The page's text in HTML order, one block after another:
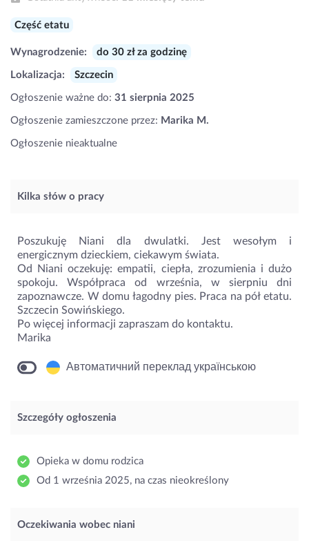
Część etatu
Wynagrodzenie: do 30 zł za godzinę
Lokalizacja: Szczecin
Ogłoszenie ważne do: 31 sierpnia 2025
Ogłoszenie zamieszczone przez: Marika M.
Ogłoszenie nieaktualne
Kilka słów o pracy
Poszukuję Niani dla dwulatki. Jest wesołym i
energicznym dzieckiem, ciekawym świata.
Od Niani oczekuję: empatii, ciepła, zrozumienia i dużo
spokoju. Współpraca od września, w sierpniu dni
zapoznawcze. W domu łagodny pies. Praca na pół etatu.
Szczecin Sowińskiego.
Po więcej informacji zapraszam do kontaktu.
Marika
Автоматичний переклад українською
Szczegóły ogłoszenia
Opieka w domu rodzica
Od 1 września 2025, na czas nieokreślony
Oczekiwania wobec niani